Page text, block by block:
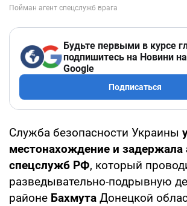
Будьте первыми в курсе
подпишитесь на Новини
Google
Подписаться
Служба безопасности Украины
местонахождение и задержала
спецслужб РФ, который
разведывательно-подрывную
районе Бахмута Донецкой